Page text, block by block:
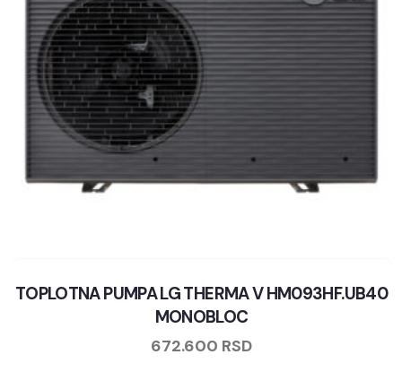
TOPLOTNA PUMPA LG THERMA V HM093HF.UB40
MONOBLOC
672.600 RSD